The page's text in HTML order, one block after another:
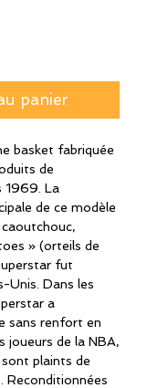
panier
basket fabriquée
de
1969. La
de ce modèle
» (orteils de
fut
Unis. Dans les
a
sans renfort en
joueurs de la NBA,
plaints de
Reconditionnées